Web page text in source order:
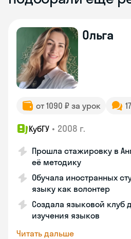
Ольга
от 1090 ₽ за урок
КубГУ • 2008 г.
Прошла стажировку в
её методику
Обучала иностранных
языку как волонтер
Создала языковой клуб
изучения языков
Читать дальше